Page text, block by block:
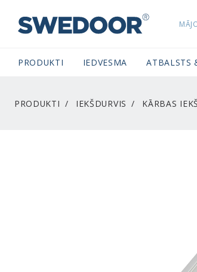
SWEDOORLATVIA
PRODUKTI IEDVESMA ATBALSTS
PRODUKTI IEKŠDURVIS KĀRBAS